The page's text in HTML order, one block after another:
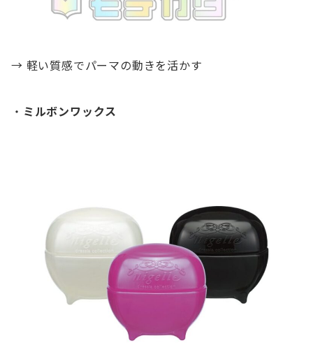
→ 軽い質感でパーマの動きを活かす
・ ミルボンワックス